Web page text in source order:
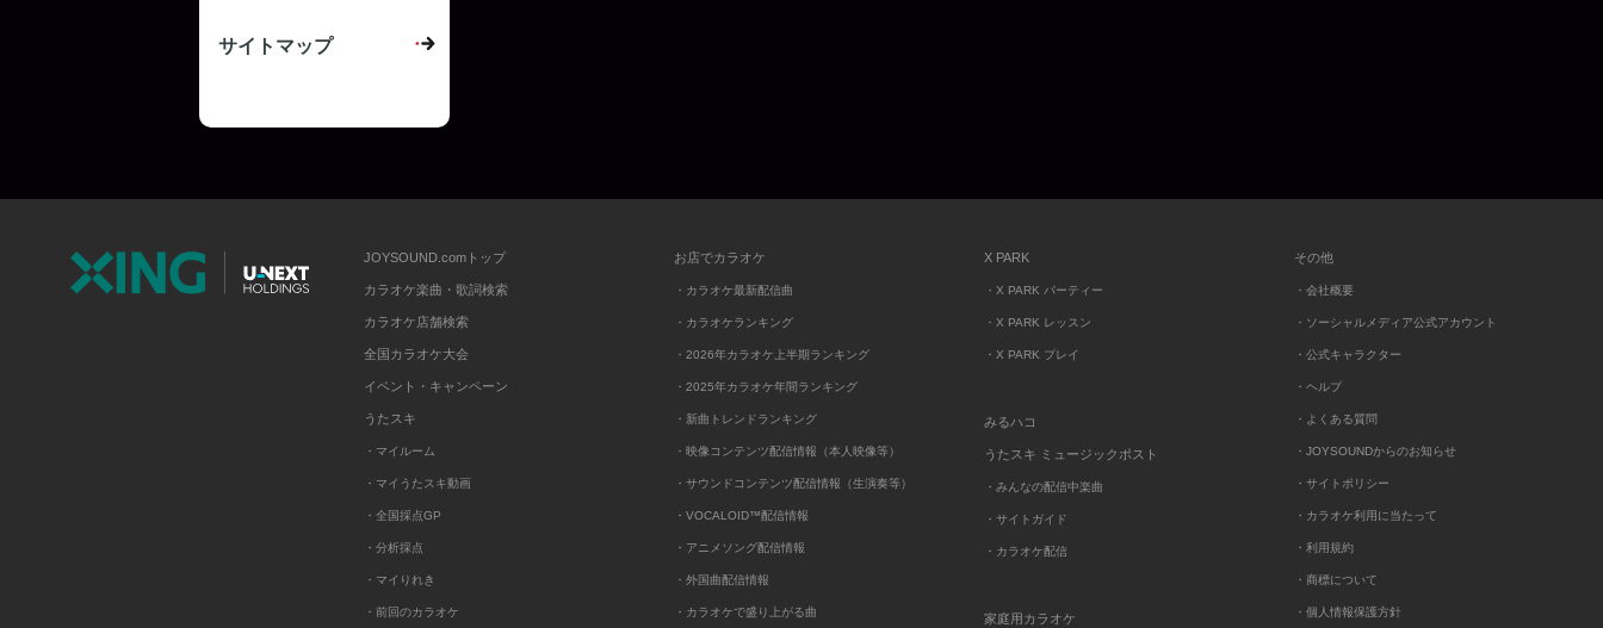
サイトマップ
JOYSOUND.comトップ
カラオケ楽曲・歌詞検索
カラオケ店舗検索
全国カラオケ大会
イベント・キャンペーン
うたスキ
・マイルーム
・マイうたスキ動画
・全国採点GP
・分析採点
・マイりれき
・前回のカラオケ
お店でカラオケ
・カラオケ最新配信曲
・カラオケランキング
・2026年カラオケ上半期ランキング
・2025年カラオケ年間ランキング
・新曲トレンドランキング
・映像コンテンツ配信情報（本人映像等）
・サウンドコンテンツ配信情報（生演奏等）
・VOCALOID™配信情報
・アニメソング配信情報
・外国曲配信情報
・カラオケで盛り上がる曲
X PARK
・X PARK パーティー
・X PARK レッスン
・X PARK プレイ
みるハコ
うたスキ ミュージックポスト
・みんなの配信中楽曲
・サイトガイド
・カラオケ配信
家庭用カラオケ
その他
・会社概要
・ソーシャルメディア公式アカウント
・公式キャラクター
・ヘルプ
・よくある質問
・JOYSOUNDからのお知らせ
・サイトポリシー
・カラオケ利用に当たって
・利用規約
・商標について
・個人情報保護方針